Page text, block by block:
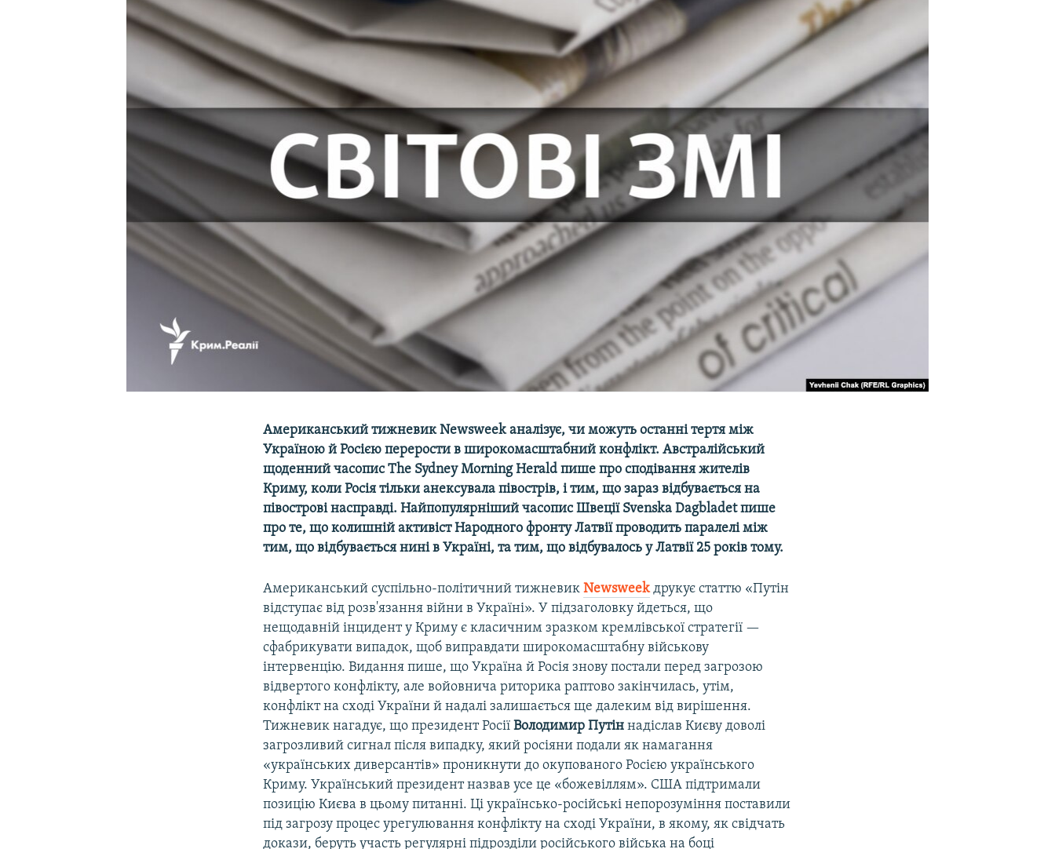
УКРАЇНСЬКА ПРОБЛЕМА КРИМУ
Американський тижневик Newsweek аналізує, чи можуть останні тертя між
Україною й Росією перерости в широкомасштабний конфлікт. Австралійський
щоденний часопис The Sydney Morning Herald пише про сподівання жителів
Криму, коли Росія тільки анексувала півострів, і тим, що зараз відбувається на
півострові насправді. Найпопулярніший часопис Швеції Svenska Dagbladet пише
про те, що колишній активіст Народного фронту Латвії проводить паралелі між
тим, що відбувається нині в Україні, та тим, що відбувалось у Латвії 25 років тому.
Американський суспільно-політичний тижневикNewsweekдрукує статтю «Путін
відступає від розв'язання війни в Україні». У підзаголовку йдеться, що
нещодавній інцидент у Криму є класичним зразком кремлівської стратегії —
сфабрикувати випадок, щоб виправдати широкомасштабну військову
інтервенцію. Видання пише, що Україна й Росія знову постали перед загрозою
відвертого конфлікту, але войовнича риторика раптово закінчилась, утім,
конфлікт на сході України й надалі залишається ще далеким від вирішення.
Тижневик нагадує, що президент РосіїВолодимир Путін надіслав Києву доволі
загрозливий сигнал після випадку, який росіяни подали як намагання
«українських диверсантів» проникнути до окупованого Росією українського
Криму. Український президент назвав усе це «божевіллям». США підтримали
позицію Києва в цьому питанні. Ці українсько-російські непорозуміння поставили
під загрозу процес урегулювання конфлікту на сході України, в якому, як свідчать
докази, беруть участь регулярні підрозділи російського війська на боці